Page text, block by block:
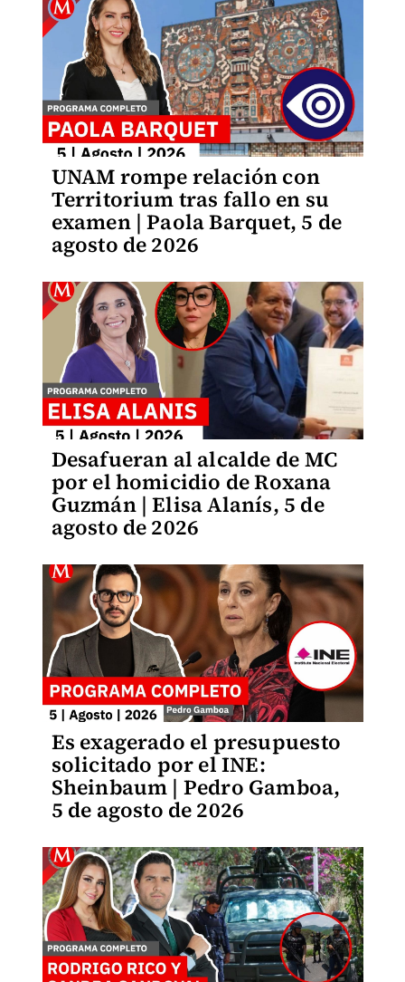
UNAM rompe relación con
Territorium tras fallo en su
examen | Paola Barquet, 5 de
agosto de 2026
Desafueran al alcalde de MC
por el homicidio de Roxana
Guzmán | Elisa Alanís, 5 de
agosto de 2026
Es exagerado el presupuesto
solicitado por el INE:
Sheinbaum | Pedro Gamboa,
5 de agosto de 2026